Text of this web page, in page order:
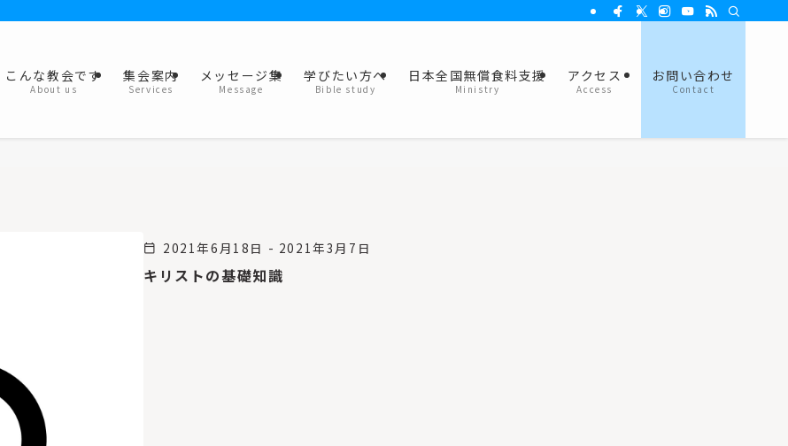
こんな教会です
About us
集会案内
Services
メッセージ集
Message
学びたい方へ
Bible study
日本全国無償食料支援
Ministry
アクセス
Access
お問い合わせ
Contact
calendar_today 2021年6月18日 - 2021年3月7日
キリストの基礎知識